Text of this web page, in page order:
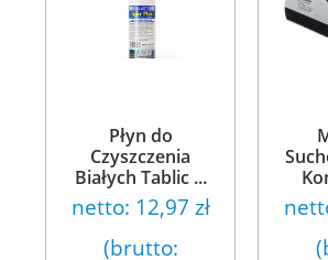
Płyn do
Czyszczenia
Białych Tablic ...
netto: 12,97 zł
(brutto: